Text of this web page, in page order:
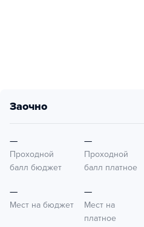
заочно
—
Проходной
балл бюджет
—
Проходной
балл платное
—
Мест на бюджет
—
Мест на
платное